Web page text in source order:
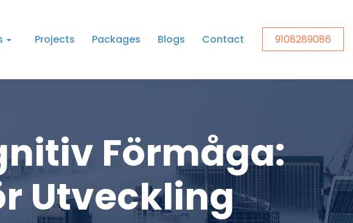
9108289086
Projects Packages Blogs Contact
Förmåga:
Utveckling